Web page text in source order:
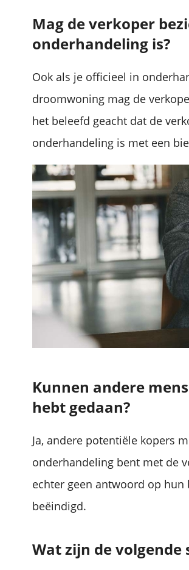
Mag de verkoper
onderhandeling is?
Ook als je officieel in
droomwoning mag de
het beleefd geacht dat de
onderhandeling is met een
Kunnen andere
hebt gedaan?
Ja, andere potentiële kopers
onderhandeling bent met de
echter geen antwoord op
beëindigd.
Wat zijn de volgende